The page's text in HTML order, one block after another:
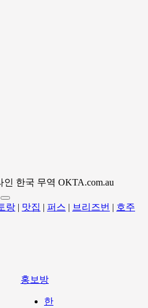
인 한국 무역 OKTA.com.au
랑 | 맛집 | 퍼스 | 브리즈번 | 호주
홍보방
한